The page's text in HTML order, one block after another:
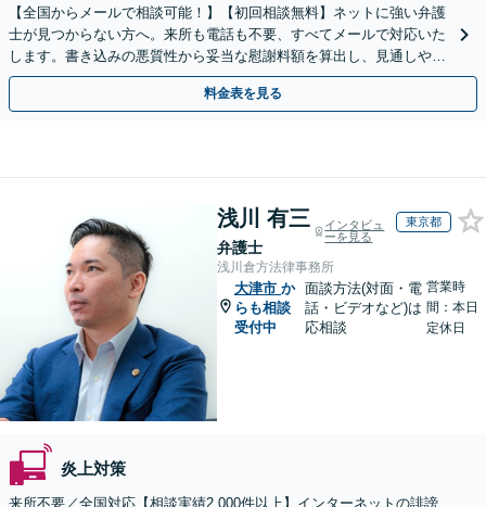
【全国からメールで相談可能！】【初回相談無料】ネットに強い弁護
士が見つからない方へ。来所も電話も不要、すべてメールで対応いた
します。書き込みの悪質性から妥当な慰謝料額を算出し、見通しや費
用面のリスクも包み隠さずお伝えしサポートします。
料金表を見る
浅川 有三
弁護士
インタビュ
ーを見る
東京都
浅川倉方法律事務所
大津市 か
らも相談
受付中
面談方法(対面・電
話・ビデオなど)は
応相談
営業時
間：本日
定休日
炎上対策
来所不要／全国対応【相談実績2,000件以上】インターネットの誹謗